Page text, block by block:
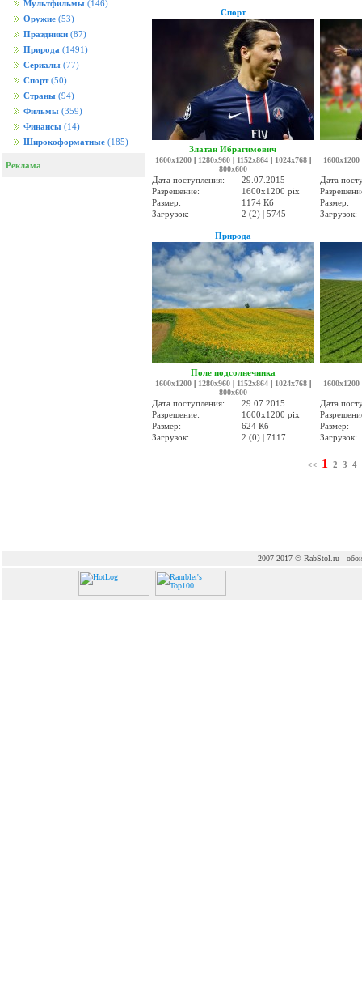
Мультфильмы (146)
Оружие (53)
Праздники (87)
Природа (1491)
Сериалы (77)
Спорт (50)
Страны (94)
Фильмы (359)
Финансы (14)
Широкоформатные (185)
Реклама
Спорт
Златан Ибрагимович
1600x1200| 1280x960| 1152x864| 1024x768|
800x600
Дата поступления:
29.07.2015
Разрешение:
1600x1200 pix
Размер:
1174 Кб
Загрузок:
2 (2) | 5745
1600x1200
Дата
Размер:
Загрузок:
Природа
Поле подсолнечника
1600x1200| 1280x960| 1152x864| 1024x768|
800x600
Дата поступления:
29.07.2015
Разрешение:
1600x1200 pix
Размер:
624 Кб
Загрузок:
2 (0) | 7117
1600x1200
Дата
Размер:
Загрузок:
<< 1 2 3 4
2007-2017 © RabStol.ru - обои